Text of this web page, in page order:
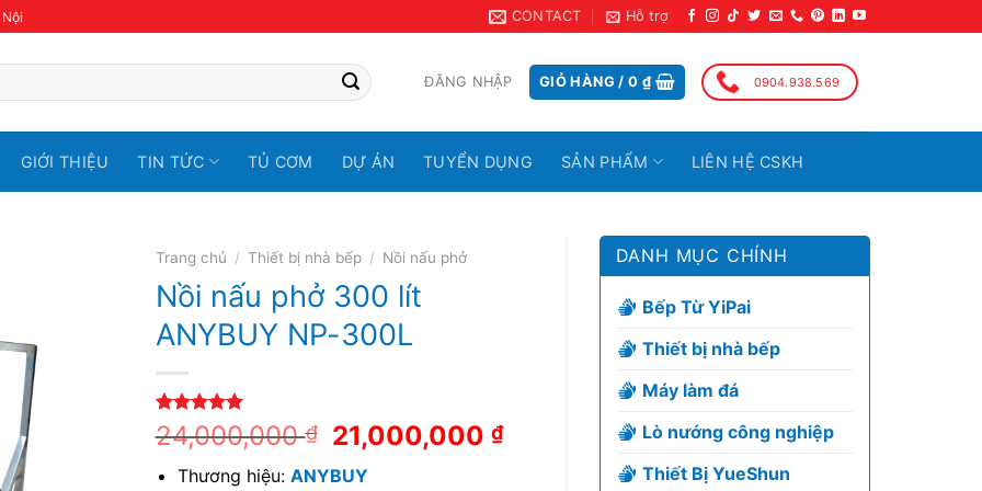
CONTACT Hỗ trợ
ĐĂNG NHẬP GIỎ HÀNG /0 ₫ 0904.938.569
GIỚI THIỆU TIN TỨC TỦ CƠM DỰ ÁN TUYỂN DỤNG SẢN PHẨM LIÊN HỆ CSKH
Trang chủ / Thiết bị nhà bếp / Nồi nấu phở
Nồi nấu phở 300 lít
ANYBUY NP-300L
5.00 trên 5
dựa trên
1
24,000,000₫ 21,000,000 ₫
Thương hiệu:ANYBUY
DANH MỤC CHÍNH
Bếp Từ YiPai
Thiết bị nhà bếp
Máy làm đá
Lò nướng công nghiệp
Thiết Bị YueShun